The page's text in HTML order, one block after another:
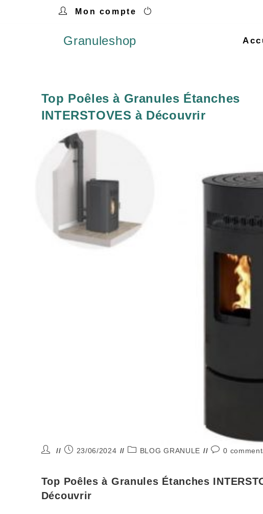
Mon compte
Granuleshop
Top Poêles à Granules Étanches
INTERSTOVES à Découvrir
23/06/2024 BLOG GRANULE 0
Top Poêles à Granules Étanches
Découvrir